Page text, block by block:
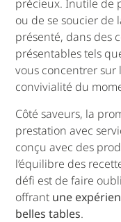
précieux. Inutile de
ou de se soucier de
présenté, dans des
présentables tels
vous concentrer sur
convivialité du
Côté saveurs, la
prestation avec
conçu avec des
l’équilibre des
défi est de faire
offrant une
belles tables.